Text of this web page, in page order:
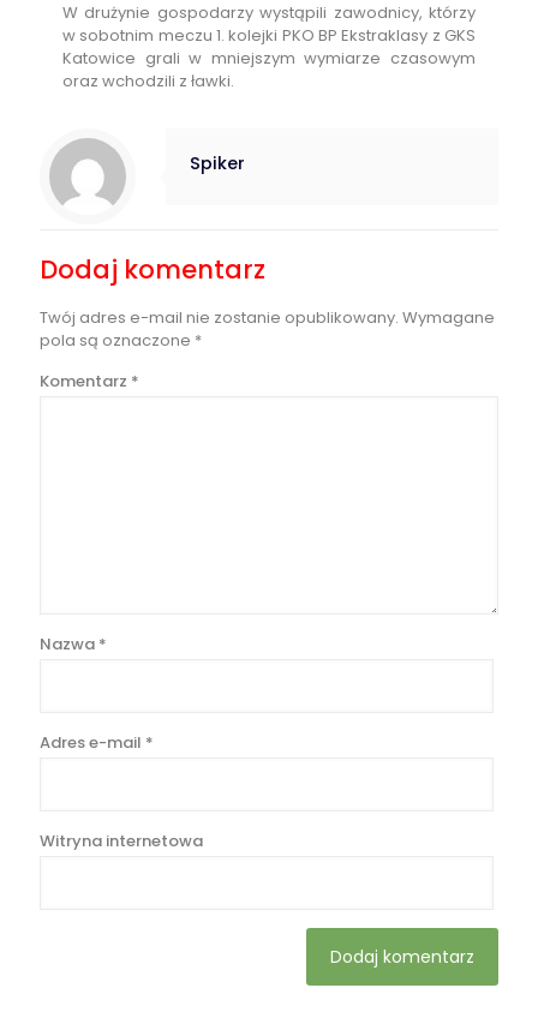
W drużynie gospodarzy wystąpili zawodnicy, którzy
w sobotnim meczu 1. kolejki PKO BP Ekstraklasy z GKS
Katowice grali w mniejszym wymiarze czasowym
oraz wchodzili z ławki.
Spiker
Dodaj komentarz
Twój adres e-mail nie zostanie opublikowany. Wymagane
pola są oznaczone *
Komentarz *
Nazwa *
Adres e-mail *
Witryna internetowa